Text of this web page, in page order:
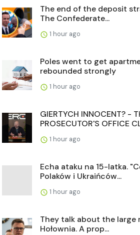
The end of the deposit
The Confederate...
1 hour ago
Poles went to get
rebounded strongly
1 hour ago
GIERTYCH INNOCENT? -
PROSECUTOR'S OFFICE
1 hour ago
Echa ataku na 15-latka.
Polaków i Ukraińców...
1 hour ago
They talk about the large
Hołownia. A prop...